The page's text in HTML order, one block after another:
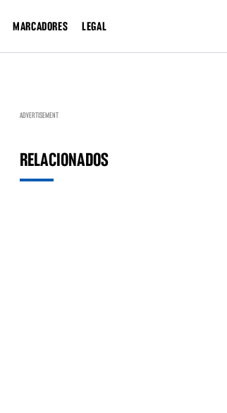
MARCADORES LEGAL
ADVERTISEMENT
RELACIONADOS